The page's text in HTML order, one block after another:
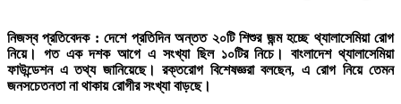
নিজস্ব প্রতিবেদক : দেশে প্রতিদিন অন্তত ২০টি শিশুর জন্ম হচ্ছে থ্যালাসেমিয়া রোগ
নিয়ে। গত এক দশক আগে এ সংখ্যা ছিল ১০টির নিচে। বাংলাদেশ থ্যালাসেমিয়া
ফাউন্ডেশন এ তথ্য জানিয়েছে। রক্তরোগ বিশেষজ্ঞরা বলছেন, এ রোগ নিয়ে তেমন
জনসচেতনতা না থাকায় রোগীর সংখ্যা বাড়ছে।